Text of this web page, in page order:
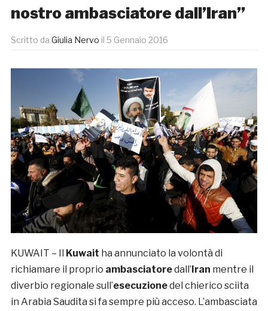
nostro ambasciatore dall’Iran”
Scritto da Giulia Nervo il 5 Gennaio 2016
KUWAIT – Il Kuwait ha annunciato la volontà di
richiamare il proprio ambasciatoredall’Iran mentre il
diverbio regionale sull’esecuzionedel chierico sciita
in Arabia Saudita si fa sempre più acceso. L’ambasciata